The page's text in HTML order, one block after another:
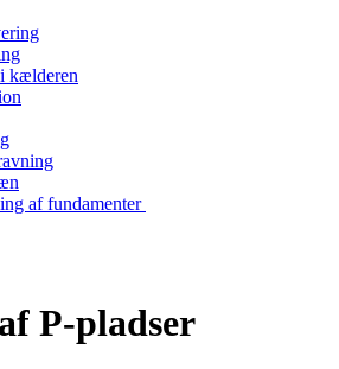
kælderen
af fundamenter
P-pladser